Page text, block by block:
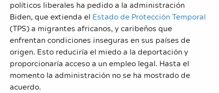
políticos liberales ha pedido a la administración
Biden, que extienda el Estado de Protección Temporal
(TPS) a migrantes africanos, y caribeños que
enfrentan condiciones inseguras en sus países de
origen. Esto reduciría el miedo a la deportación y
proporcionaría acceso a un empleo legal. Hasta el
momento la administración no se ha mostrado de
acuerdo.